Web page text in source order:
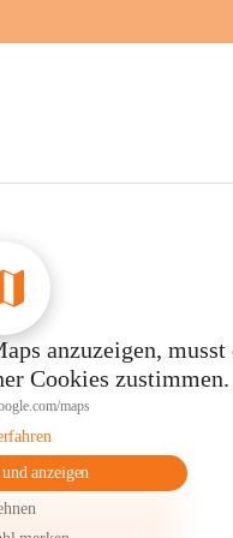
anzuzeigen, musst
Cookies zustimmen.
maps
anzeigen